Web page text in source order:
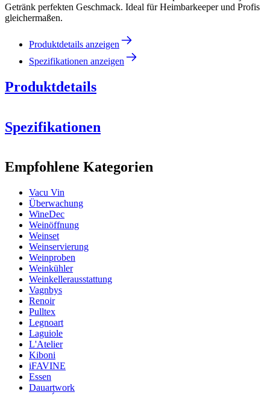
Getränk perfekten Geschmack. Ideal für Heimbarkeeper und Profis
gleichermaßen.
Produktdetails anzeigen
Spezifikationen anzeigen
Produktdetails
Spezifikationen
ProduktnummerV78545606
Abmessungen (BxHxT cm)
Gewicht (kg)
Höhe (cm)8
Breite (cm)
Tiefe (cm)18
Empfohlene Kategorien
Vacu Vin
Überwachung
WineDec
Weinöffnung
Weinset
Weinservierung
Weinproben
Weinkühler
Weinkellerausstattung
Vagnbys
Renoir
Pulltex
Legnoart
Laguiole
L'Atelier
Kiboni
iFAVINE
Essen
Dauartwork